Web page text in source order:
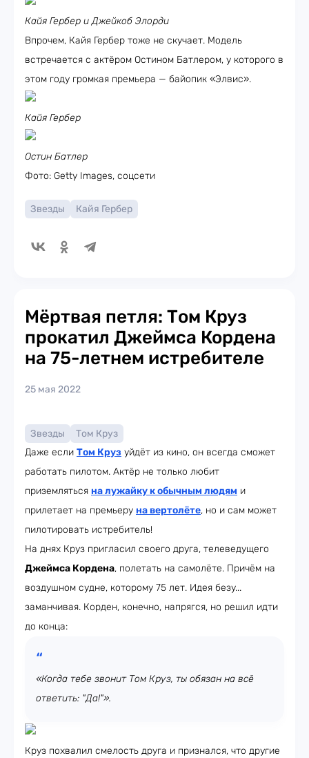
Кайя Гербер и Джейкоб Элорди
Впрочем, Кайя Гербер тоже не скучает. Модель
встречается с актёром Остином Батлером, у которого в
этом году громкая премьера — байопик «Элвис».
Кайя Гербер
Остин Батлер
Фото: Getty Images, соцсети
Звезды Кайя Гербер
Мёртвая петля: Том Круз
прокатил Джеймса Кордена
на 75-летнем истребителе
25 мая 2022
Звезды
Том Круз
Даже если Том Круз уйдёт из кино, он всегда сможет
работать пилотом. Актёр не только любит
приземляться на лужайку к обычным людям и
прилетает на премьеру на вертолёте, но и сам может
пилотировать истребитель!
На днях Круз пригласил своего друга, телеведущего
Джеймса Кордена, полетать на самолёте. Причём на
воздушном судне, которому 75 лет. Идея безу...
заманчивая. Корден, конечно, напрягся, но решил идти
до конца:
«Когда тебе звонит Том Круз, ты обязан на всё
ответить: "Да!"».
Круз похвалил смелость друга и признался, что другие